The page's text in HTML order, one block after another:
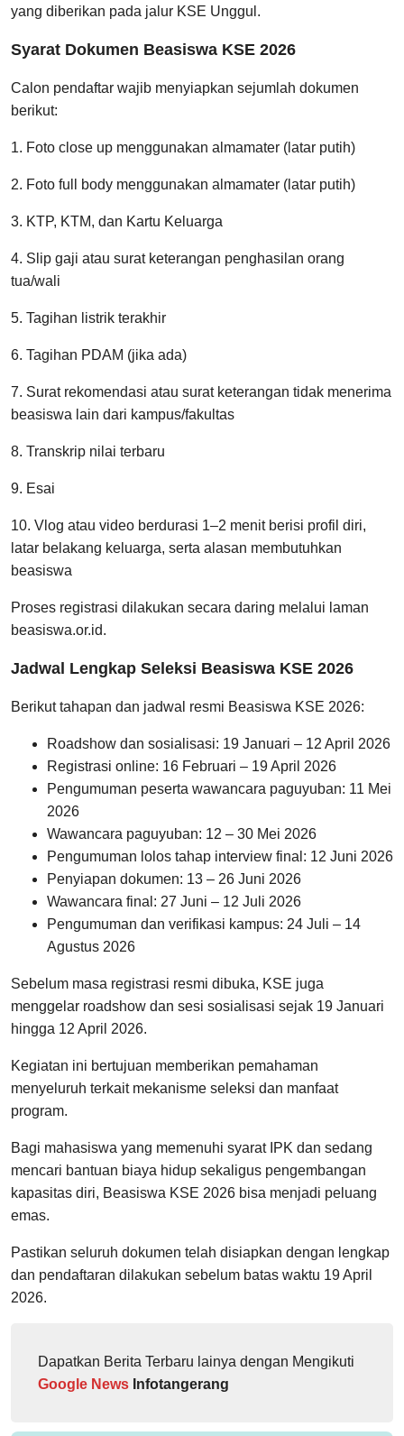
yang diberikan pada jalur KSE Unggul.
Syarat Dokumen Beasiswa KSE 2026
Calon pendaftar wajib menyiapkan sejumlah dokumen
berikut:
1. Foto close up menggunakan almamater (latar putih)
2. Foto full body menggunakan almamater (latar putih)
3. KTP, KTM, dan Kartu Keluarga
4. Slip gaji atau surat keterangan penghasilan orang
tua/wali
5. Tagihan listrik terakhir
6. Tagihan PDAM (jika ada)
7. Surat rekomendasi atau surat keterangan tidak menerima
beasiswa lain dari kampus/fakultas
8. Transkrip nilai terbaru
9. Esai
10. Vlog atau video berdurasi 1–2 menit berisi profil diri,
latar belakang keluarga, serta alasan membutuhkan
beasiswa
Proses registrasi dilakukan secara daring melalui laman
beasiswa.or.id.
Jadwal Lengkap Seleksi Beasiswa KSE 2026
Berikut tahapan dan jadwal resmi Beasiswa KSE 2026:
Roadshow dan sosialisasi: 19 Januari – 12 April 2026
Registrasi online: 16 Februari – 19 April 2026
Pengumuman peserta wawancara paguyuban: 11 Mei
2026
Wawancara paguyuban: 12 – 30 Mei 2026
Pengumuman lolos tahap interview final: 12 Juni 2026
Penyiapan dokumen: 13 – 26 Juni 2026
Wawancara final: 27 Juni – 12 Juli 2026
Pengumuman dan verifikasi kampus: 24 Juli – 14
Agustus 2026
Sebelum masa registrasi resmi dibuka, KSE juga
menggelar roadshow dan sesi sosialisasi sejak 19 Januari
hingga 12 April 2026.
Kegiatan ini bertujuan memberikan pemahaman
menyeluruh terkait mekanisme seleksi dan manfaat
program.
Bagi mahasiswa yang memenuhi syarat IPK dan sedang
mencari bantuan biaya hidup sekaligus pengembangan
kapasitas diri, Beasiswa KSE 2026 bisa menjadi peluang
emas.
Pastikan seluruh dokumen telah disiapkan dengan lengkap
dan pendaftaran dilakukan sebelum batas waktu 19 April
2026.
Dapatkan Berita Terbaru lainya dengan Mengikuti
Google News Infotangerang